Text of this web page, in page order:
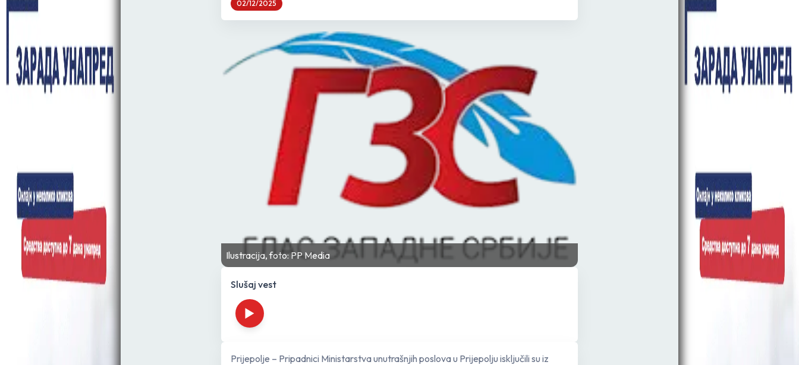
02/12/2025
Ilustracija, foto: PP Media
Slušaj vest
Prijepolje – Pripadnici Ministarstva unutrašnjih poslova u Prijepolju isključili su iz